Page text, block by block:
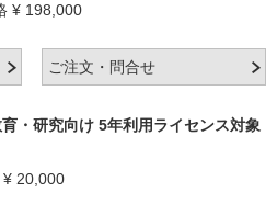
¥ 198,000
・研究向け 5年利用ライセンス対象
¥ 20,000